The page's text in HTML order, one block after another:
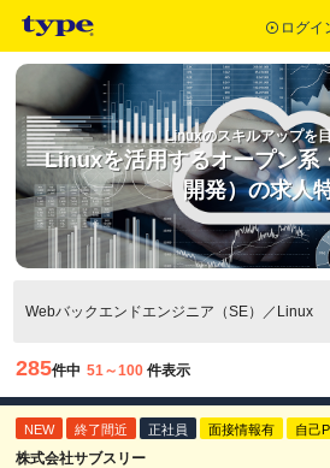
ログイ
Linuxのスキルアップを
Linuxを活用するオープン系
開発）の求人
Webバックエンドエンジニア（SE）／Linux
285件中 51～100 件表示
NEW 終了間近 正社員 面接情報有 自己
株式会社サブスリー